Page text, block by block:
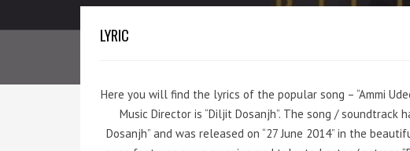
LYRIC
Here you will find the lyrics of the popular song – “Ammi
Music Director is “Diljit Dosanjh”. The song / soundtrack
Dosanjh” and was released on “27 June 2014” in the